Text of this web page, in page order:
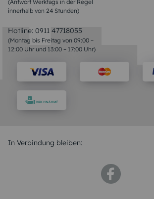
(Antwort Werktags in der Regel
innerhalb von 24 Stunden)
Hotline: 0911 47718055
(Montag bis Freitag von 09:00 –
12:00 Uhr und 13:00 – 17:00 Uhr)
In Verbindung bleiben: